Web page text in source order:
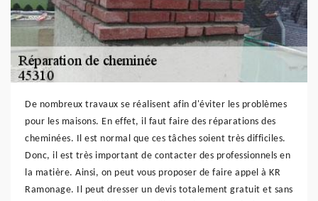
De nombreux travaux se réalisent afin d'éviter les problèmes
pour les maisons. En effet, il faut faire des réparations des
cheminées. Il est normal que ces tâches soient très difficiles.
Donc, il est très important de contacter des professionnels en
la matière. Ainsi, on peut vous proposer de faire appel à KR
Ramonage. Il peut dresser un devis totalement gratuit et sans